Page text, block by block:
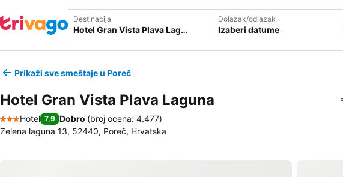
Destinacija Dolazak/odlazak
Izaberi datume
Prikaži sve smeštaje u Poreč
Hotel Gran Vista Plava Laguna
3 Zvezdice
Hotel 7,9 Dobro (broj ocena: 4.477)
Zelena laguna 13, 52440, Poreč, Hrvatska